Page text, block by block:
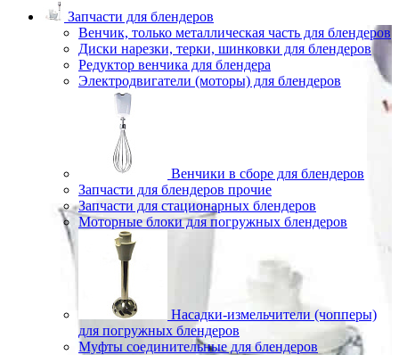
Запчасти для блендеров
Венчик, только металлическая часть для блендеров
Диски нарезки, терки, шинковки для блендеров
Редуктор венчика для блендера
Электродвигатели (моторы) для блендеров
Венчики в сборе для блендеров
Запчасти для блендеров прочие
Запчасти для стационарных блендеров
Моторные блоки для погружных блендеров
Насадки-измельчители (чопперы)
для погружных блендеров
Муфты соединительные для блендеров